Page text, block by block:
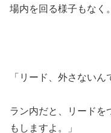
場内を回る様子もなく。
「リード、外さないん
ラン内だと、リードを
もしますよ。」